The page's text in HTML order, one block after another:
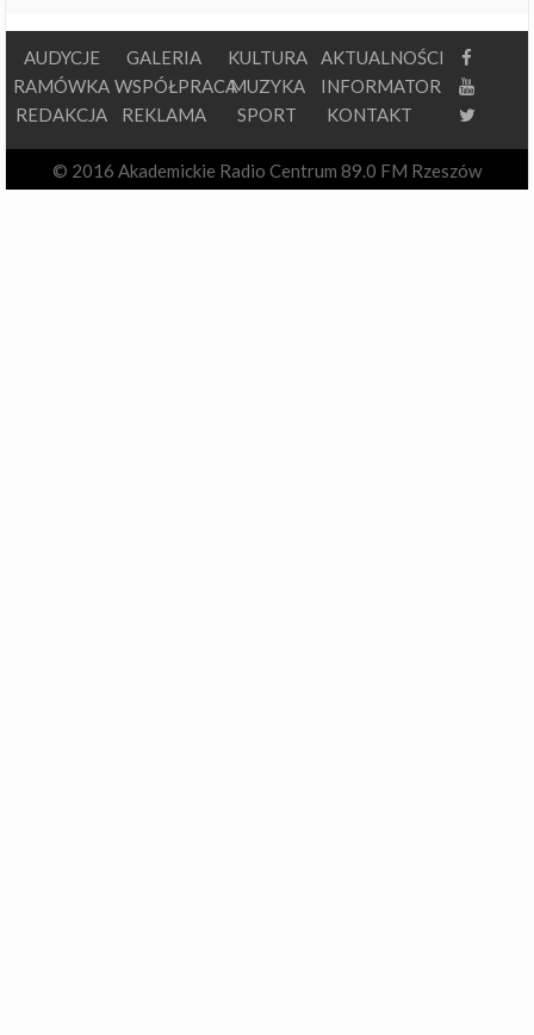
AUDYCJE
RAMÓWKA
REDAKCJA
GALERIA
WSPÓŁPRACA
REKLAMA
KULTURA
MUZYKA
SPORT
AKTUALNOŚCI
INFORMATOR
KONTAKT
© 2016 Akademickie Radio Centrum 89.0 FM Rzeszów